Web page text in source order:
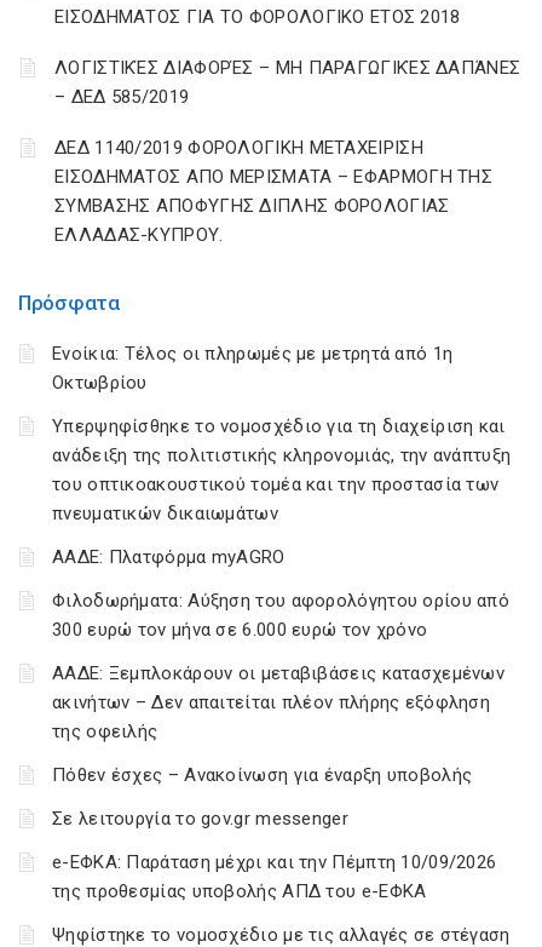
Πρόσφατα
Ενοίκια: Τέλος οι πληρωμές με μετρητά από 1η
Οκτωβρίου
Υπερψηφίσθηκε το νομοσχέδιο για τη διαχείριση και
ανάδειξη της πολιτιστικής κληρονομιάς, την ανάπτυξη
του οπτικοακουστικού τομέα και την προστασία των
πνευματικών δικαιωμάτων
ΑΑΔΕ: Πλατφόρμα myAGRO
Φιλοδωρήματα: Αύξηση του αφορολόγητου ορίου από
300 ευρώ τον μήνα σε 6.000 ευρώ τον χρόνο
ΑΑΔΕ: Ξεμπλοκάρουν οι μεταβιβάσεις κατασχεμένων
ακινήτων – Δεν απαιτείται πλέον πλήρης εξόφληση
της οφειλής
Πόθεν έσχες – Ανακοίνωση για έναρξη υποβολής
Σε λειτουργία το gov.gr messenger
e-ΕΦΚΑ: Παράταση μέχρι και την Πέμπτη 10/09/2026
της προθεσμίας υποβολής ΑΠΔ του e-ΕΦΚΑ
Ψηφίστηκε το νομοσχέδιο με τις αλλαγές σε στέγαση
ΕΙΣΟΔΗΜΑΤΟΣ ΓΙΑ ΤΟ ΦΟΡΟΛΟΓΙΚΟ ΕΤΟΣ 2018
ΛΟΓΙΣΤΙΚΈΣ ΔΙΑΦΟΡΈΣ – ΜΗ ΠΑΡΑΓΩΓΙΚΈΣ ΔΑΠΆΝΕΣ
– ΔΕΔ 585/2019
ΔΕΔ 1140/2019 ΦΟΡΟΛΟΓΙΚΗ ΜΕΤΑΧΕΙΡΙΣΗ
ΕΙΣΟΔΗΜΑΤΟΣ ΑΠΟ ΜΕΡΙΣΜΑΤΑ – ΕΦΑΡΜΟΓΗ ΤΗΣ
ΣΥΜΒΑΣΗΣ ΑΠΟΦΥΓΗΣ ΔΙΠΛΗΣ ΦΟΡΟΛΟΓΙΑΣ
ΕΛΛΑΔΑΣ-ΚΥΠΡΟΥ.